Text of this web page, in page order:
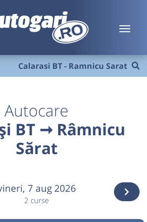
Calarasi BT - Ramnicu Sarat
Autocare
BT ➞ Râmnicu
Sărat
7 aug 2026
2 curse